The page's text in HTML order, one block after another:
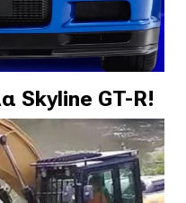
Skyline GT-R!